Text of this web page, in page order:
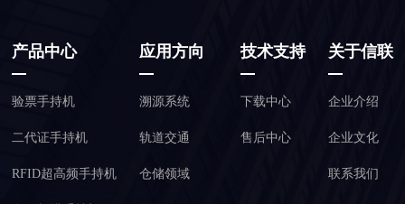
产品中心
验票手持机
二代证手持机
RFID超高频手持机
应用方向
溯源系统
轨道交通
仓储领域
技术支持
下载中心
售后中心
关于信联
企业介绍
企业文化
联系我们